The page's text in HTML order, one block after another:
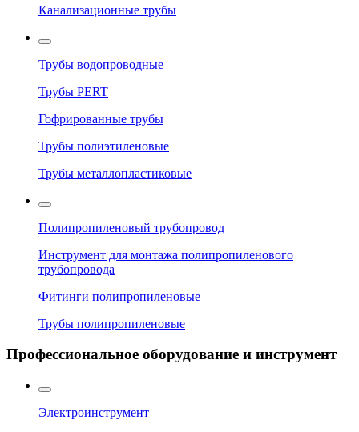
Канализационные трубы
Трубы водопроводные
Трубы PERT
Гофрированные трубы
Трубы полиэтиленовые
Трубы металлопластиковые
Полипропиленовый трубопровод
Инструмент для монтажа полипропиленового
трубопровода
Фитинги полипропиленовые
Трубы полипропиленовые
Профессиональное оборудование и инструмент
Электроинструмент